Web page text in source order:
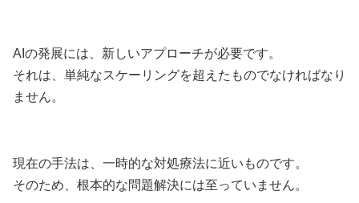
AIの発展には、新しいアプローチが必要です。
それは、単純なスケーリングを超えたものでなければなり
ません。
現在の手法は、一時的な対処療法に近いものです。
そのため、根本的な問題解決には至っていません。